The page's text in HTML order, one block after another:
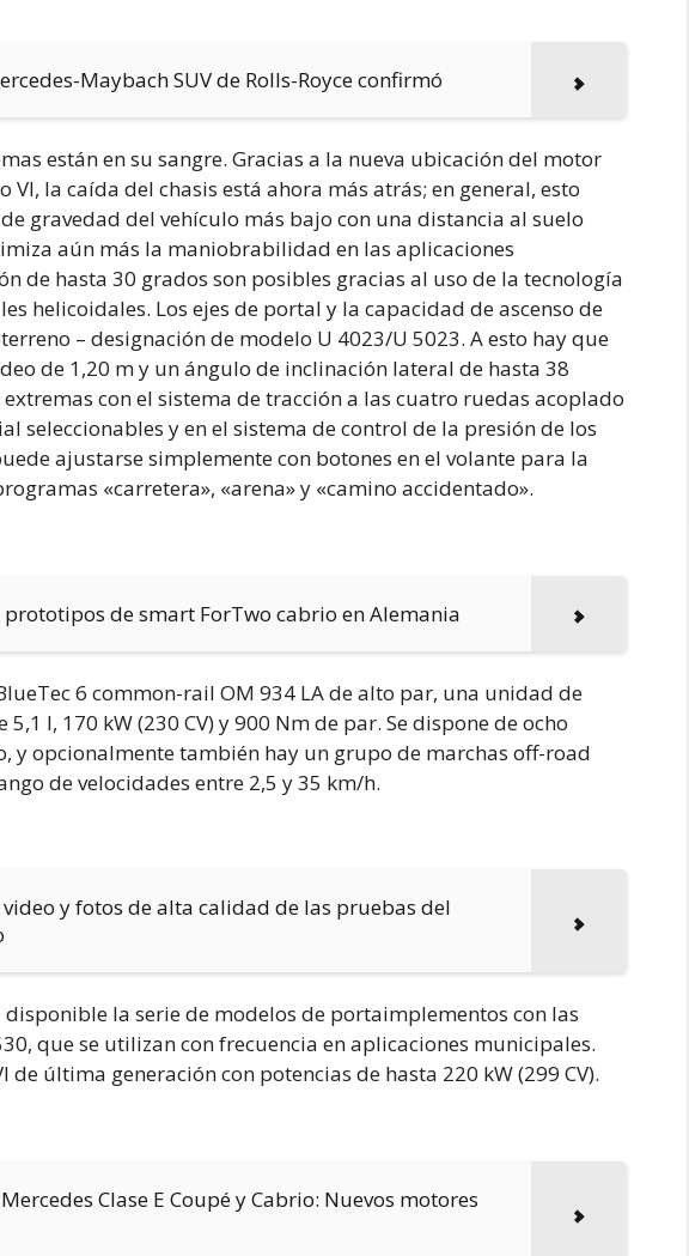
Maybach SUV de Rolls-Royce confirmó
están en su sangre. Gracias a la nueva ubicación del motor
la caída del chasis está ahora más atrás; en general, esto
gravedad del vehículo más bajo con una distancia al suelo
aún más la maniobrabilidad en las aplicaciones
de hasta 30 grados son posibles gracias al uso de la tecnología
helicoidales. Los ejes de portal y la capacidad de ascenso de
– designación de modelo U 4023/U 5023. A esto hay que
de 1,20 m y un ángulo de inclinación lateral de hasta 38
con el sistema de tracción a las cuatro ruedas acoplado
seleccionables y en el sistema de control de la presión de los
ajustarse simplemente con botones en el volante para la
«carretera», «arena» y «camino accidentado».
de smart ForTwo cabrio en Alemania
6 common-rail OM 934 LA de alto par, una unidad de
l, 170 kW (230 CV) y 900 Nm de par. Se dispone de ocho
y opcionalmente también hay un grupo de marchas off-road
de velocidades entre 2,5 y 35 km/h.
y fotos de alta calidad de las pruebas del
la serie de modelos de portaimplementos con las
que se utilizan con frecuencia en aplicaciones municipales.
última generación con potencias de hasta 220 kW (299 CV).
Clase E Coupé y Cabrio: Nuevos motores